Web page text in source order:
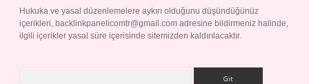
Hukuka ve yasal düzenlemelere aykırı olduğunu düşündüğünüz
içerikleri, backlinkpanelicomtr@gmail.com adresine bildirmeniz halinde,
ilgili içerikler yasal süre içerisinde sitemizden kaldırılacaktır.